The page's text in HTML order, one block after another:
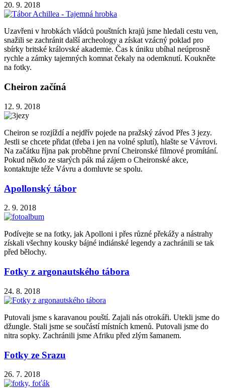
20. 9. 2018
Uzavřeni v hrobkách vládců pouštních krajů jsme hledali cestu ven,
snažili se zachránit další archeology a získat vzácný poklad pro
sbírky britské královské akademie. Čas k úniku ubíhal neúprosně
rychle a zámky tajemných komnat čekaly na odemknutí. Koukněte
na fotky.
Cheiron začíná
12. 9. 2018
Cheiron se rozjíždí a nejdřív pojede na pražský závod Přes 3 jezy.
Jestli se chcete přidat (třeba i jen na volné splutí), hlašte se Vávrovi.
Na začátku října pak proběhne první Cheironské filmové promítání.
Pokud někdo ze starých pák má zájem o Cheironské akce,
kontaktujte téže Vávru a domluvte se spolu.
Apollonský tábor
2. 9. 2018
Podívejte se na fotky, jak Apolloni i přes různé překážy a nástrahy
získali všechny kousky bájné indiánské legendy a zachránili se tak
před bělochy.
Fotky z argonautského tábora
24. 8. 2018
Putovali jsme s karavanou pouští. Zajali nás otrokáři. Utekli jsme do
džungle. Stali jsme se součástí místních kmenů. Putovali jsme do
nitra sopky. Zachránili jsme Afriku před zlým šamanem.
Fotky ze Srazu
26. 7. 2018